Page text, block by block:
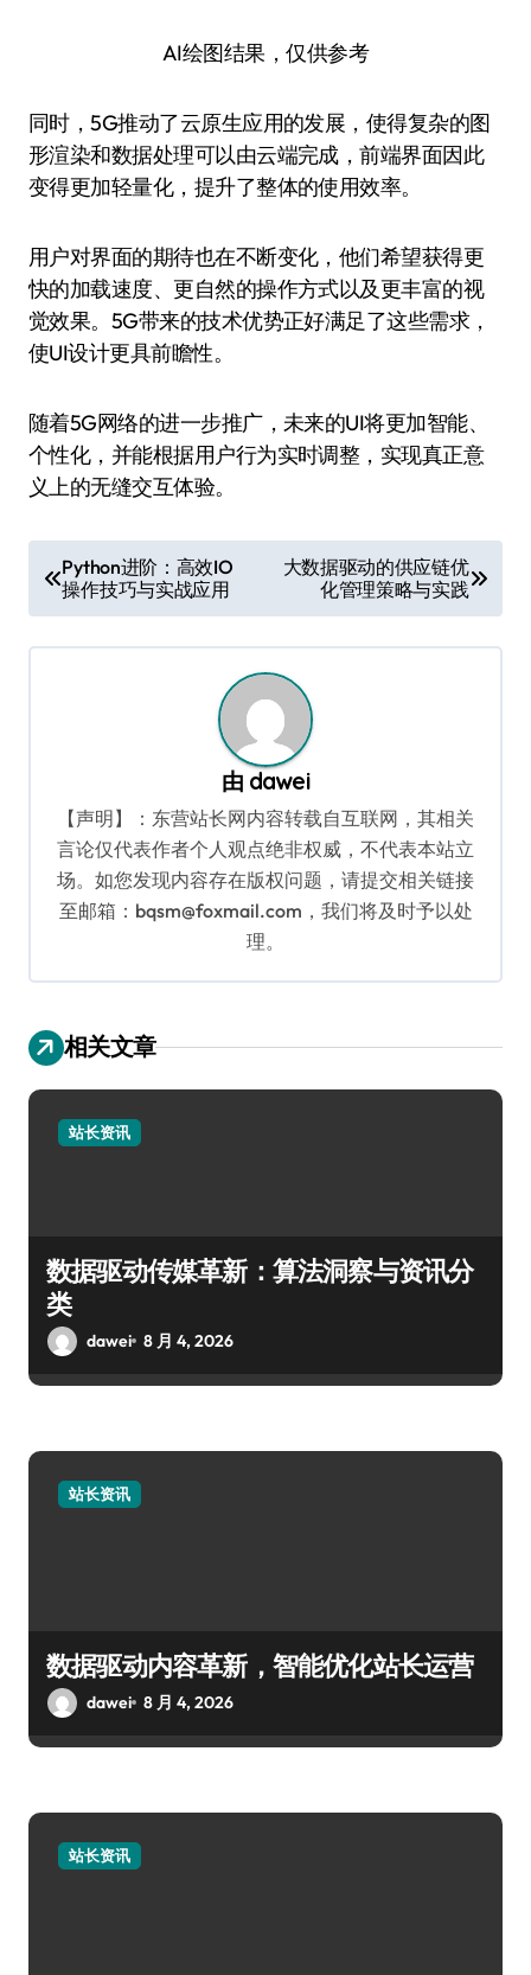
AI绘图结果，仅供参考
同时，5G推动了云原生应用的发展，使得复杂的图
形渲染和数据处理可以由云端完成，前端界面因此
变得更加轻量化，提升了整体的使用效率。
用户对界面的期待也在不断变化，他们希望获得更
快的加载速度、更自然的操作方式以及更丰富的视
觉效果。5G带来的技术优势正好满足了这些需求，
使UI设计更具前瞻性。
随着5G网络的进一步推广，未来的UI将更加智能、
个性化，并能根据用户行为实时调整，实现真正意
义上的无缝交互体验。
章
导
Python进阶：高效IO
操作技巧与实战应用
大数据驱动的供应链优
化管理策略与实践
由 dawei
【声明】：东营站长网内容转载自互联网，其相关
言论仅代表作者个人观点绝非权威，不代表本站立
场。如您发现内容存在版权问题，请提交相关链接
至邮箱：bqsm@foxmail.com，我们将及时予以处
理。
相关文章
站长资讯
数据驱动传媒革新：算法洞察与资讯分
类
dawei 8 月 4, 2026
站长资讯
数据驱动内容革新，智能优化站长运营
dawei 8 月 4, 2026
站长资讯